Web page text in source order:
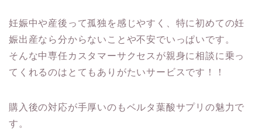
妊娠中や産後って孤独を感じやすく、特に初めての妊
娠出産なら分からないことや不安でいっぱいです。
そんな中専任カスタマーサクセスが親身に相談に乗っ
てくれるのはとてもありがたいサービスです！！
購入後の対応が手厚いのもベルタ葉酸サプリの魅力で
す。